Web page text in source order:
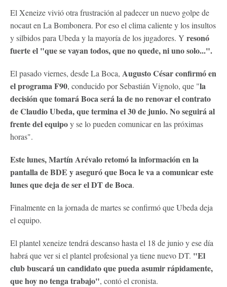
El Xeneize vivió otra frustración al padecer un nuevo golpe de
nocaut en La Bombonera. Por eso el clima caliente y los insultos
y silbidos para Ubeda y la mayoría de los jugadores. Y resonó
fuerte el "que se vayan todos, que no quede, ni uno solo...".
El pasado viernes, desde La Boca, Augusto César confirmó en
el programa F90, conducido por Sebastián Vignolo, que "la
decisión que tomará Boca será la de no renovar el contrato
de Claudio Ubeda, que termina el 30 de junio. No seguirá al
frente del equipoy se lo pueden comunicar en las próximas
horas".
Este lunes, Martín Arévalo retomó la información en la
pantalla de BDE y aseguró que Boca le va a comunicar este
lunes que deja de ser el DT de Boca.
Finalmente en la jornada de martes se confirmó que Ubeda deja
el equipo.
El plantel xeneize tendrá descanso hasta el 18 de junio y ese día
habrá que ver si el plantel profesional ya tiene nuevo DT. "El
club buscará un candidato que pueda asumir rápidamente,
que hoy no tenga trabajo", contó el cronista.